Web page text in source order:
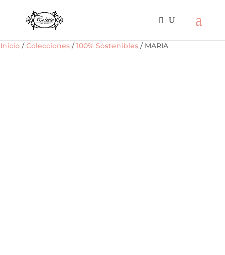
Inicio /Colecciones /100% Sostenibles / MARIA